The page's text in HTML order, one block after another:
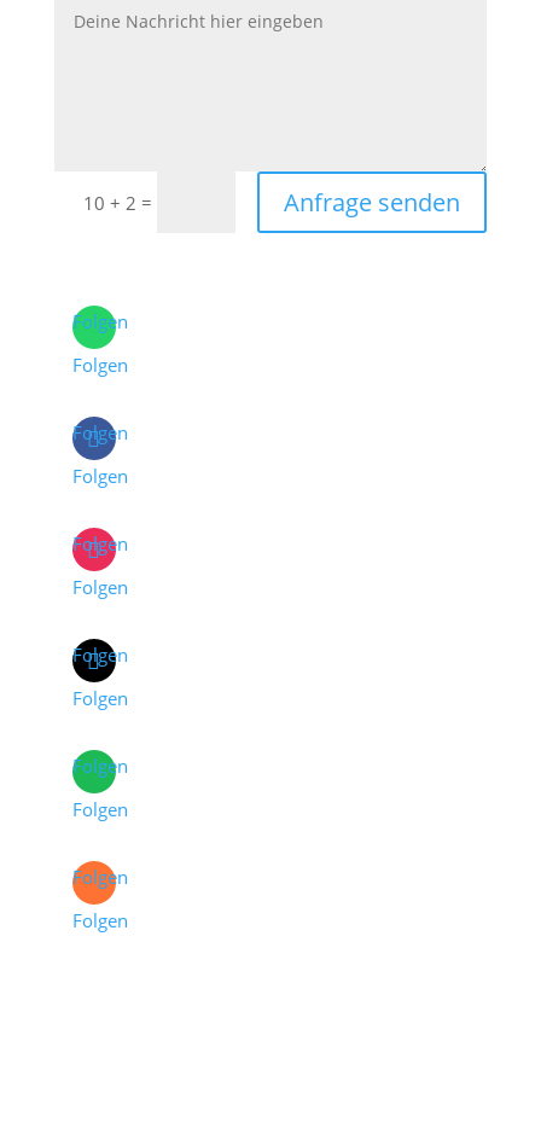
10 + 2 = Anfrage senden
Folgen
Folgen
Folgen
Folgen
Folgen
Folgen
Folgen
Folgen
Folgen
Folgen
Folgen
Folgen